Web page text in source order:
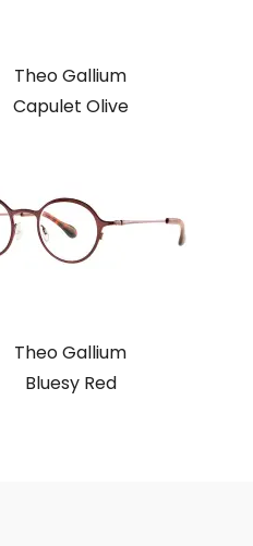
Theo Gallium
Capulet Olive
Theo Gallium
Bluesy Red